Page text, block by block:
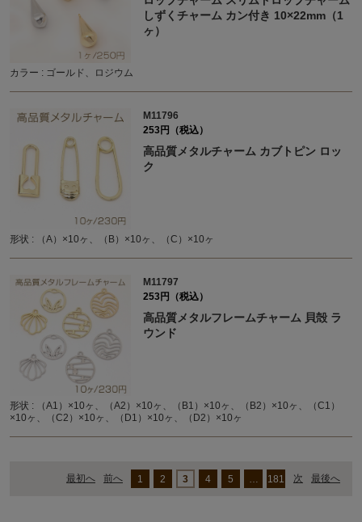
しずくチャーム カン付き 10×22mm（1
ヶ）
カラー : ゴールド、ロジウム
M11796
253円（税込）
高品質メタルチャーム カブトピン ロッ
ク
形状 : （A）×10ヶ、（B）×10ヶ、（C）×10ヶ
M11797
253円（税込）
高品質メタルフレームチャーム 貝殻 ラ
ウンド
形状 : （A1）×10ヶ、（A2）×10ヶ、（B1）×10ヶ、（B2）×10ヶ、（C1）
×10ヶ、（C2）×10ヶ、（D1）×10ヶ、（D2）×10ヶ
最初へ 前へ 1 2 3 4 5 181 次 最後へ